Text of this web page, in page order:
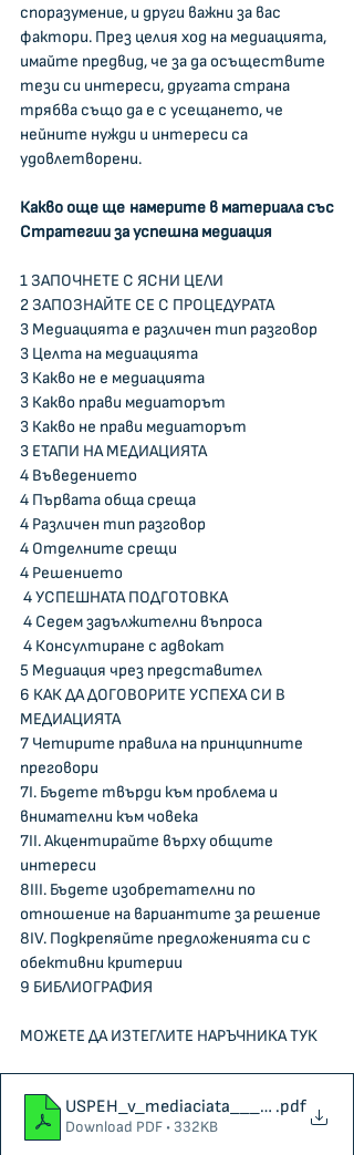
споразумение, и други важни за вас
фактори. През целия ход на медиацията,
имайте предвид, че за да осъществите
тези си интереси, другата страна
трябва също да е с усещането, че
нейните нужди и интереси са
удовлетворени.
Какво още ще намерите в материала със
Стратегии за успешна медиация
1 ЗАПОЧНЕТЕ С ЯСНИ ЦЕЛИ
2 ЗАПОЗНАЙТЕ СЕ С ПРОЦЕДУРАТА
3 Медиацията е различен тип разговор
3 Целта на медиацията
3 Какво не е медиацията
3 Какво прави медиаторът
3 Какво не прави медиаторът
3 ЕТАПИ НА МЕДИАЦИЯТА
4 Въведението
4 Първата обща среща
4 Различен тип разговор
4 Отделните срещи
4 Решението
4 УСПЕШНАТА ПОДГОТОВКА
4 Седем задължителни въпроса
4 Консултиране с адвокат
5 Медиация чрез представител
6 КАК ДА ДОГОВОРИТЕ УСПЕХА СИ В
МЕДИАЦИЯТА
7 Четирите правила на принципните
преговори
7I. Бъдете твърди към проблема и
внимателни към човека
7II. Акцентирайте върху общите
интереси
8III. Бъдете изобретателни по
отношение на вариантите за решение
8IV. Подкрепяйте предложенията си с
обективни критерии
9 БИБЛИОГРАФИЯ
МОЖЕТЕ ДА ИЗТЕГЛИТЕ НАРЪЧНИКА ТУК
USPEH_v_mediaciata___strategii
.pdf
Download PDF • 332KB